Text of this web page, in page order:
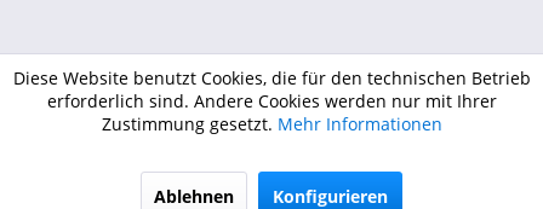
Diese Website benutzt Cookies, die für den technischen Betrieb
erforderlich sind. Andere Cookies werden nur mit Ihrer
Zustimmung gesetzt. Mehr Informationen
Ablehnen Konfigurieren